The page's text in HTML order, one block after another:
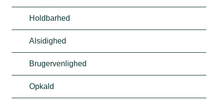
Holdbarhed
Alsidighed
Brugervenlighed
Opkald